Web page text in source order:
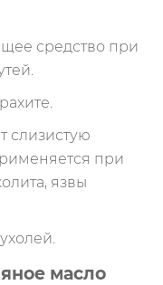
средство при
слизистую
при
язвы
масло